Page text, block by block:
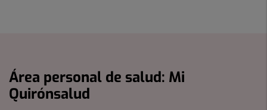
Área personal de salud: Mi
Quirónsalud